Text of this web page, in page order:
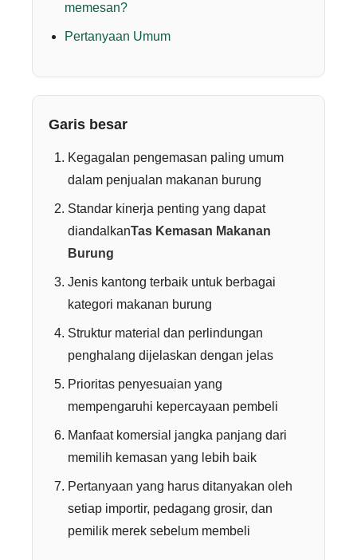
memesan?
Pertanyaan Umum
Garis besar
Kegagalan pengemasan paling umum
dalam penjualan makanan burung
Standar kinerja penting yang dapat
diandalkanTas Kemasan Makanan
Burung
Jenis kantong terbaik untuk berbagai
kategori makanan burung
Struktur material dan perlindungan
penghalang dijelaskan dengan jelas
Prioritas penyesuaian yang
mempengaruhi kepercayaan pembeli
Manfaat komersial jangka panjang dari
memilih kemasan yang lebih baik
Pertanyaan yang harus ditanyakan oleh
setiap importir, pedagang grosir, dan
pemilik merek sebelum membeli